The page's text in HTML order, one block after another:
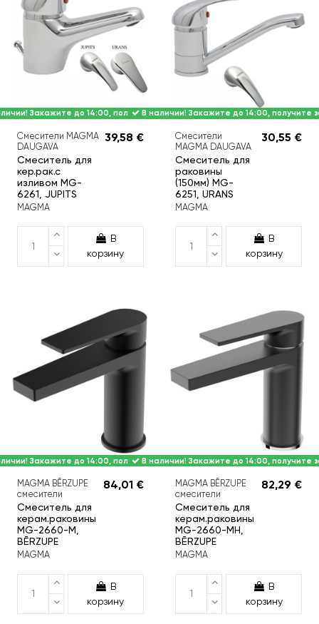
Закажите до 14:00, получите завтра.
Смесители MAGMA
DAUGAVA
Смеситель для
кер.рак.с
изливом MG-
6261, JUPITS
MAGMA
39,58 €
В
корзину
В наличии! Закажите до 14:00, получите
Смесители
MAGMA DAUGAVA
Смеситель для
раковины
(150мм) MG-
6251, URANS
MAGMA
30,55 €
В
корзину
Закажите до 14:00, получите завтра.
MAGMA BĒRZUPE
смесители
Смеситель для
керам.раковины
MG-2660-M,
BĒRZUPE
MAGMA
84,01 €
В
корзину
В наличии! Закажите до 14:00, получите
MAGMA BĒRZUPE
смесители
Смеситель для
керам.раковины
MG-2660-MH,
BĒRZUPE
MAGMA
82,29 €
В
корзину